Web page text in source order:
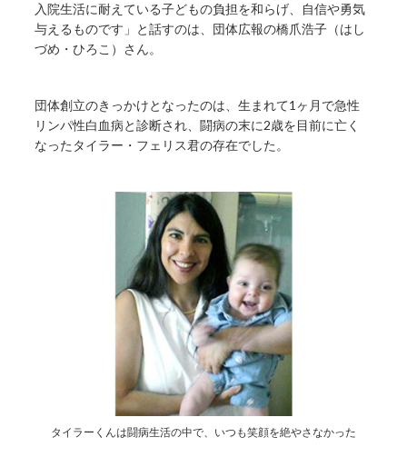
入院生活に耐えている子どもの負担を和らげ、自信や勇気
与えるものです」と話すのは、団体広報の橋爪浩子（はし
づめ・ひろこ）さん。
団体創立のきっかけとなったのは、生まれて1ヶ月で急性
リンパ性白血病と診断され、闘病の末に2歳を目前に亡く
なったタイラー・フェリス君の存在でした。
タイラーくんは闘病生活の中で、いつも笑顔を絶やさなかった